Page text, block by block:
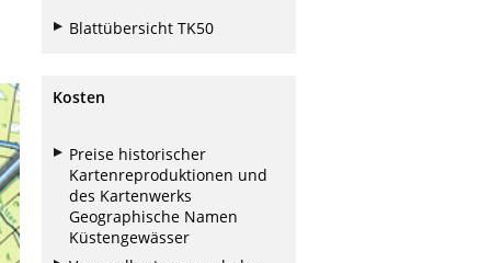
Blattübersicht TK50
Kosten
Preise historischer
Kartenreproduktionen und
des Kartenwerks
Geographische Namen
Küstengewässer